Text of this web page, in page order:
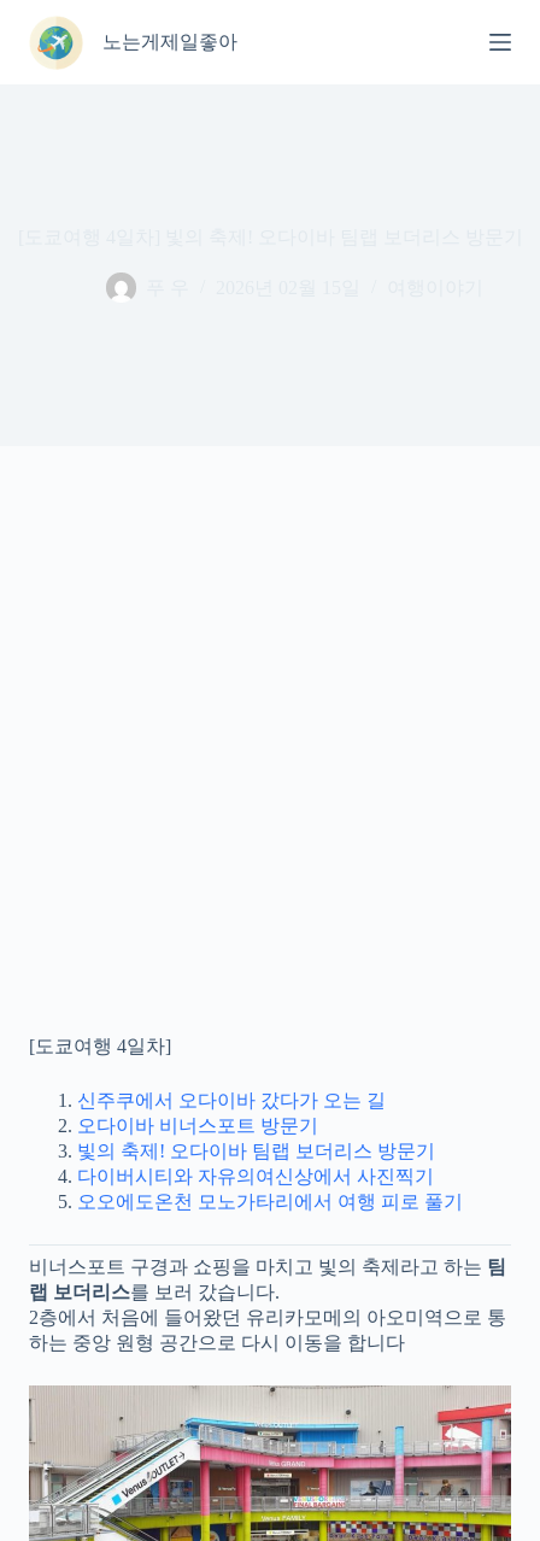
노는게제일좋아
[도쿄여행 4일차]
신주쿠에서 오다이바 갔다가 오는 길
오다이바 비너스포트 방문기
빛의 축제! 오다이바 팀랩 보더리스 방문기
다이버시티와 자유의여신상에서 사진찍기
오오에도온천 모노가타리에서 여행 피로 풀기
비너스포트 구경과 쇼핑을 마치고 빛의 축제라고 하는 팀
랩 보더리스를 보러 갔습니다.
2층에서 처음에 들어왔던 유리카모메의 아오미역으로 통
하는 중앙 원형 공간으로 다시 이동을 합니다